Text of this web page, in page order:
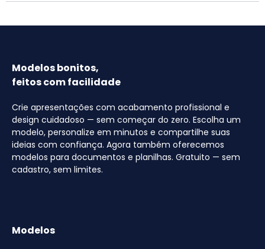
Modelos bonitos,
feitos com facilidade
Crie apresentações com acabamento profissional e
design cuidadoso — sem começar do zero. Escolha um
modelo, personalize em minutos e compartilhe suas
ideias com confiança. Agora também oferecemos
modelos para documentos e planilhas. Gratuito — sem
cadastro, sem limites.
Modelos